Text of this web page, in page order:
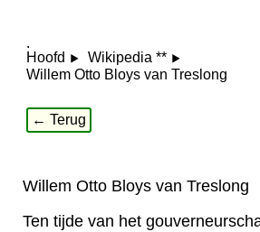
.
Hoofd
Wikipedia **
Willem Otto Bloys van Treslong
← Terug
Willem Otto Bloys van Treslong
Ten tijde van het